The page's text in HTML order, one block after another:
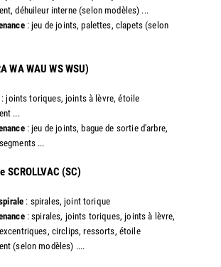
déhuileur interne (selon modèles) ...
: jeu de joints, palettes, clapets (selon
WA WAU WS WSU)
joints toriques, joints à lèvre, étoile
...
: jeu de joints, bague de sortie d'arbre,
...
SCROLLVAC (SC)
: spirales, joint torique
: spirales, joints toriques, joints à lèvre,
circlips, ressorts, étoile
(selon modèles) ....